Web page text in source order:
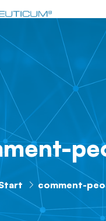
comment-